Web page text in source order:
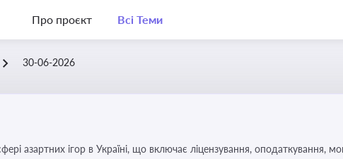
Про проєкт Всі Теми
30-06-2026
азартних ігор в Україні, що включає ліцензування, оподаткування,